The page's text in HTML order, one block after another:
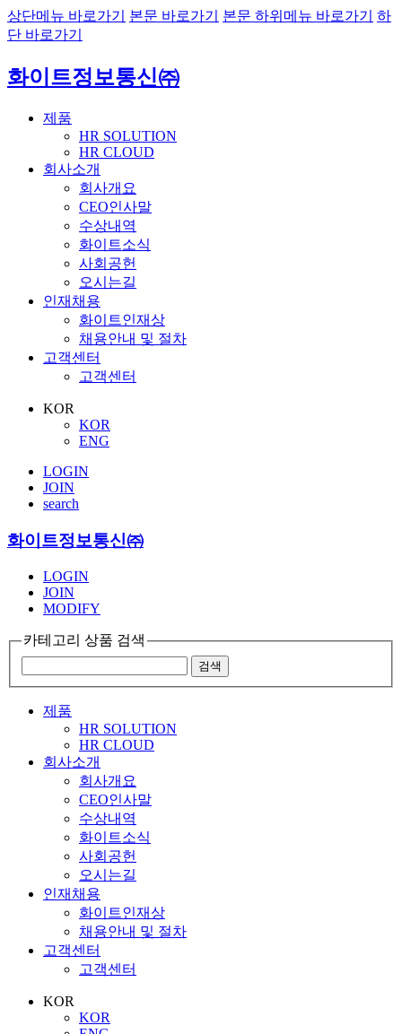
상단메뉴 바로가기 본문 바로가기 본문 하위메뉴 바로가기
하
단 바로가기
화이트정보통신㈜
제품
HR SOLUTION
HR CLOUD
회사소개
회사개요
CEO인사말
수상내역
화이트소식
사회공헌
오시는길
인재채용
화이트인재상
채용안내 및 절차
고객센터
고객센터
KOR
KOR
ENG
LOGIN
JOIN
search
화이트정보통신㈜
LOGIN
JOIN
MODIFY
카테고리 상품 검색
제품
HR SOLUTION
HR CLOUD
회사소개
회사개요
CEO인사말
수상내역
화이트소식
사회공헌
오시는길
인재채용
화이트인재상
채용안내 및 절차
고객센터
고객센터
KOR
KOR